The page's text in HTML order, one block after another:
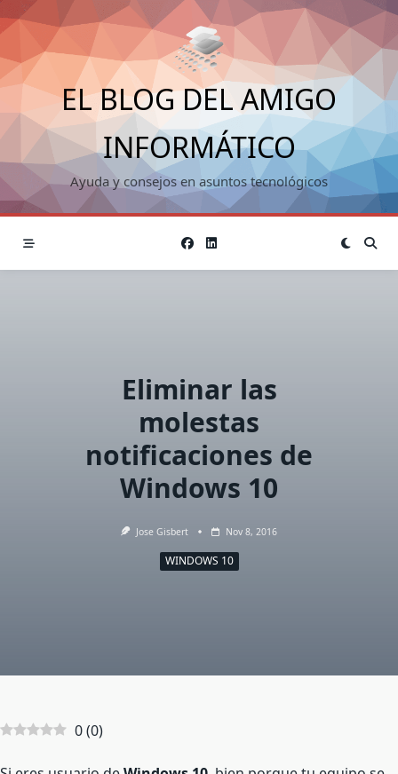
Saltar
al
contenido
EL BLOG DEL AMIGO
INFORMÁTICO
Ayuda y consejos en asuntos tecnológicos
Eliminar las
molestas
notificaciones de
Windows 10
Jose Gisbert Nov 8, 2016
WINDOWS 10
0(0)